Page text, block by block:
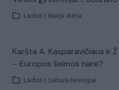
Laidos Nauja diena
Karšta A. Kasparavičiaus ir
– Europos šeimos narė?
Laidos Lietuva tiesiogiai